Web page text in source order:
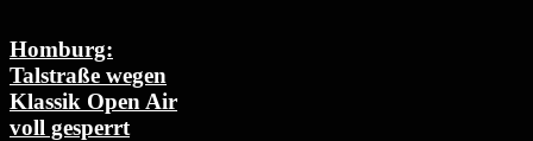
Homburg:
Talstraße wegen
Klassik Open Air
voll gesperrt